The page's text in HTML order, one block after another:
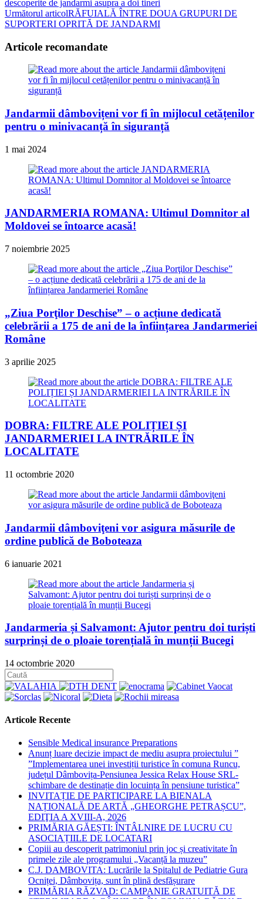
more
articles
descoperite de jandarmi asupra a doi tineri
Următorul articolRĂFUIALĂ ÎNTRE DOUA GRUPURI DE
SUPORTERI OPRITĂ DE JANDARMI
Articole recomandate
Jandarmii dâmbovițeni vor fi în mijlocul cetățenilor
pentru o minivacanță în siguranță
1 mai 2024
JANDARMERIA ROMANA: Ultimul Domnitor al
Moldovei se întoarce acasă!
7 noiembrie 2025
„Ziua Porţilor Deschise” – o acțiune dedicată
celebrării a 175 de ani de la înființarea Jandarmeriei
Române
3 aprilie 2025
DOBRA: FILTRE ALE POLIȚIEI ȘI
JANDARMERIEI LA INTRĂRILE ÎN
LOCALITATE
11 octombrie 2020
Jandarmii dâmboviţeni vor asigura măsurile de
ordine publică de Boboteaza
6 ianuarie 2021
Jandarmeria și Salvamont: Ajutor pentru doi turiști
surprinși de o ploaie torențială în munții Bucegi
14 octombrie 2020
Articole Recente
Sensible Medical insurance Preparations
Anunț luare decizie impact de mediu asupra proiectului ”
”Implementarea unei investiții turistice în comuna Runcu,
județul Dâmbovița-Pensiunea Jessica Relax House SRL-
schimbare de destinație din locuința în pensiune turistica”
INVITAȚIE DE PARTICIPARE LA BIENALA
NAȚIONALĂ DE ARTĂ „GHEORGHE PETRAȘCU”,
EDIŢIA A XVIII-A, 2026
PRIMĂRIA GĂEȘTI: ÎNTÂLNIRE DE LUCRU CU
ASOCIAȚIILE DE LOCATARI
Copiii au descoperit patrimoniul prin joc și creativitate în
primele zile ale programului „Vacanță la muzeu”
C.J. DAMBOVITA: Lucrările la Spitalul de Pediatrie Gura
Ocniței, Dâmbovița, sunt în plină desfășurare
PRIMĂRIA RĂZVAD: CAMPANIE GRATUITĂ DE